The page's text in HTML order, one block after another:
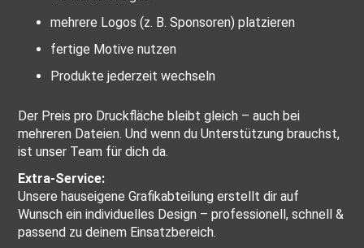
mehrere Logos (z. B. Sponsoren) platzieren
fertige Motive nutzen
Produkte jederzeit wechseln
Der Preis pro Druckfläche bleibt gleich – auch bei
mehreren Dateien. Und wenn du Unterstützung brauchst,
ist unser Team für dich da.
Extra-Service:
Unsere hauseigene Grafikabteilung erstellt dir auf
Wunsch ein individuelles Design – professionell, schnell &
passend zu deinem Einsatzbereich.